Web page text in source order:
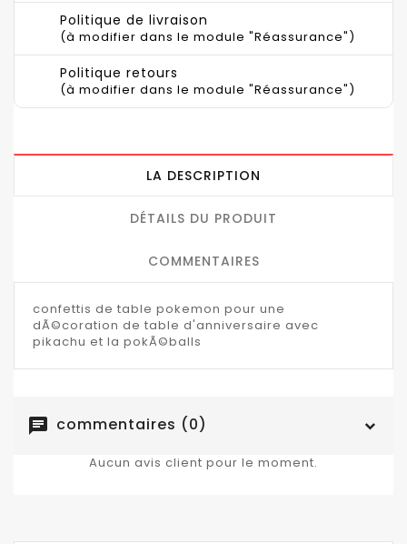
Politique de livraison
(à modifier dans le module "Réassurance")
Politique retours
(à modifier dans le module "Réassurance")
LA DESCRIPTION
DÉTAILS DU PRODUIT
COMMENTAIRES
confettis de table pokemon pour une
dÃ©coration de table d'anniversaire avec
pikachu et la pokÃ©balls
chat commentaires (0)
Aucun avis client pour le moment.